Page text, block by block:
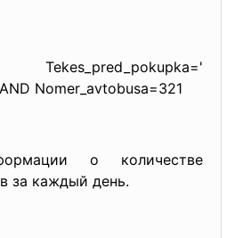
Nomer_avtobusa=321
о количестве
за каждый день.